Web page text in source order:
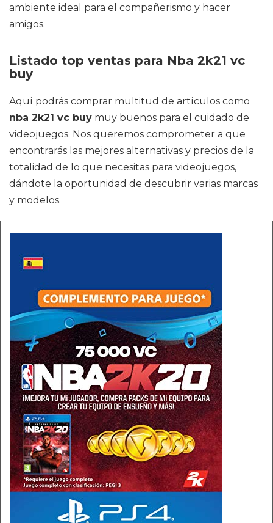
ambiente ideal para el compañerismo y hacer
amigos.
Listado top ventas para Nba 2k21 vc
buy
Aquí podrás comprar multitud de artículos como
nba 2k21 vc buy muy buenos para el cuidado de
videojuegos. Nos queremos comprometer a que
encontrarás las mejores alternativas y precios de la
totalidad de lo que necesitas para videojuegos,
dándote la oportunidad de descubrir varias marcas
y modelos.